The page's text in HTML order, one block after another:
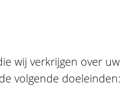
wij verkrijgen over uw
volgende doeleinden: